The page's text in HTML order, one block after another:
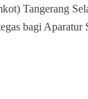
Tangerang
bagi Aparatur